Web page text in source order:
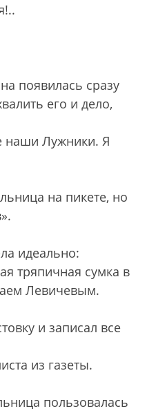
появилась сразу
его и дело,
наши Лужники. Я
на пикете, но
идеально:
тряпичная сумка в
Левичевым.
и записал все
из газеты.
пользовалась